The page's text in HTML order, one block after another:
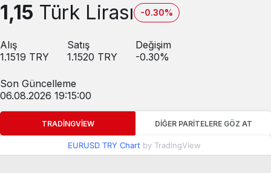
1,15 Türk Lirası -0.30%
Alış
1.1519 TRY
Satış
1.1520 TRY
Değişim
-0.30%
Son Güncelleme
06.08.2026 19:15:00
TRADINGVIEW DIĞER PARITELERE GÖZ AT
EURUSD TRY Chart by TradingView